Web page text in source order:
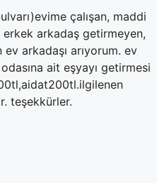
çalışan, maddi
arkadaş getirmeyen,
arkadaşı arıyorum. ev
ait eşyayı getirmesi
teşekkürler.